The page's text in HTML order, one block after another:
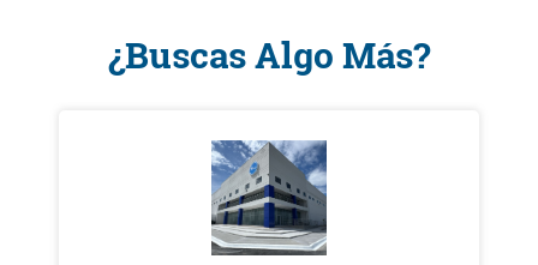
¿Buscas Algo Más?